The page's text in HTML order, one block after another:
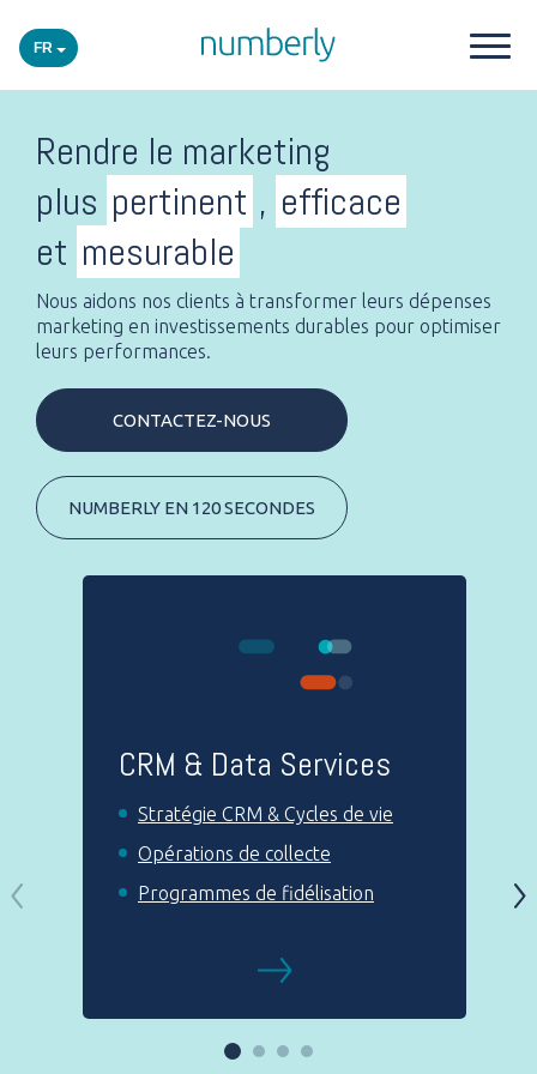
FR
Plateforme
Academy
Secteurs
Événements
Insights
Impacts
Contactez-nous
Rendre le marketing
plus pertinent , efficace
et mesurable
Nous aidons nos clients à transformer leurs dépenses
marketing en investissements durables pour optimiser
leurs performances.
CONTACTEZ-NOUS
NUMBERLY EN 120 SECONDES
CRM & Data Services
Stratégie CRM & Cycles de vie
Opérations de collecte
Programmes de fidélisation